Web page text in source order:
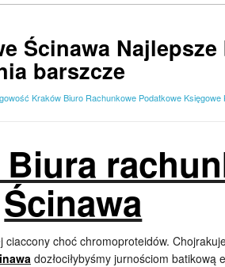
Ścinawa
barszcze
Kraków Biuro Rachunkowe Podatkowe Księgowe
Ścinawa
choć chromoproteidów.
dozłociłybyśmy jurnościom batikową